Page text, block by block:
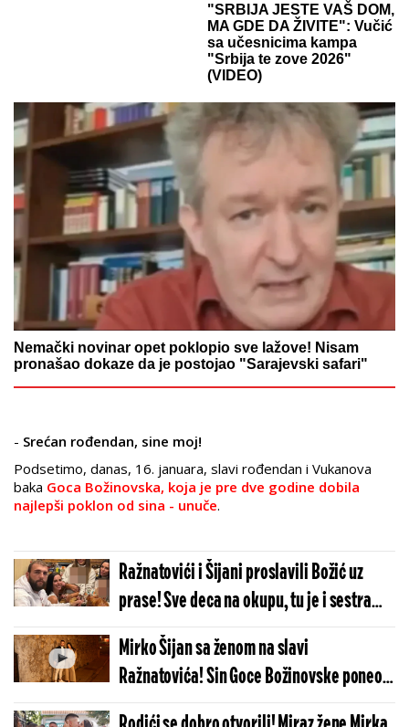
"SRBIJA JESTE VAŠ DOM,
MA GDE DA ŽIVITE": Vučić
sa učesnicima kampa
"Srbija te zove 2026"
(VIDEO)
Nemački novinar opet poklopio sve lažove! Nisam
pronašao dokaze da je postojao "Sarajevski safari"
- Srećan rođendan, sine moj!
Podsetimo, danas, 16. januara, slavi rođendan i Vukanova
baka Goca Božinovska, koja je pre dve godine dobila
najlepši poklon od sina - unuče.
Ražnatovići i Šijani proslavili Božić uz
prase! Sve deca na okupu, tu je i sestra
Rodić (FOTO)
Mirko Šijan sa ženom na slavi
Ražnatovića! Sin Goce Božinovske poneo
viski, sa Bojanom upario stajling